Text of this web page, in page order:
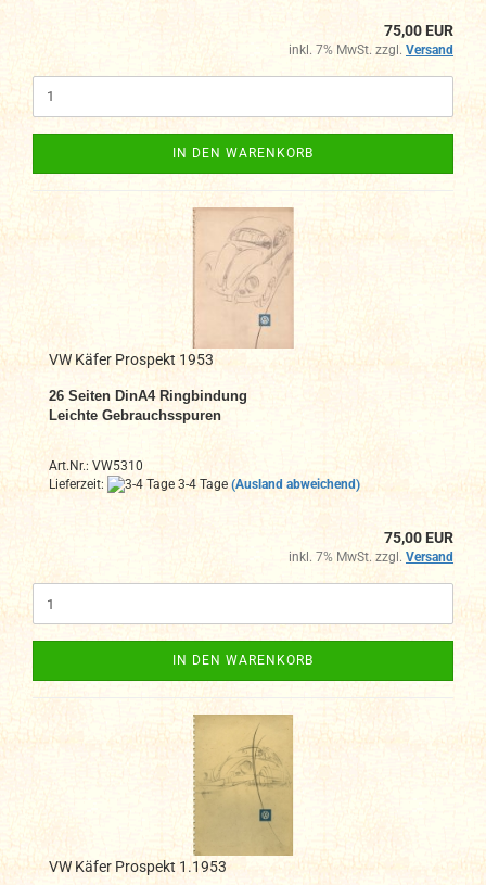
75,00 EUR
inkl. 7% MwSt. zzgl. Versand
IN DEN WARENKORB
VW Käfer Prospekt 1953
26 Seiten DinA4Ringbindung
Leichte Gebrauchsspuren
Art.Nr.: VW5310
Lieferzeit:
3-4 Tage (Ausland abweichend)
75,00 EUR
inkl. 7% MwSt. zzgl. Versand
IN DEN WARENKORB
VW Käfer Prospekt 1.1953